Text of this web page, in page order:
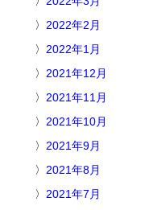
2022年2月
2022年1月
2021年12月
2021年11月
2021年10月
2021年9月
2021年8月
2021年7月